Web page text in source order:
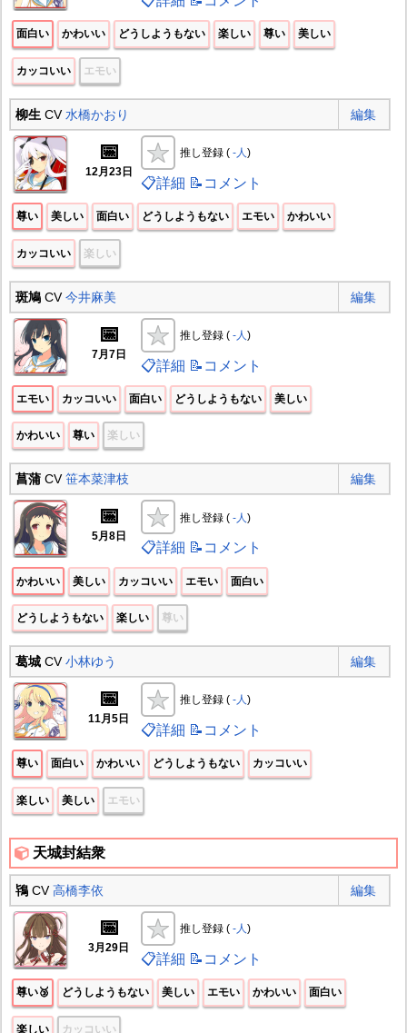
面白い かわいい どうしようもない 楽しい 尊い 美しい
カッコいい エモい
柳生 CV水橋かおり 編集
📅
12月23日
推し登録 ( -人)
📋詳細 📝コメント
尊い 美しい 面白い どうしようもない エモい かわいい
カッコいい 楽しい
斑鳩CV今井麻美 編集
📅
7月7日
推し登録 ( -人)
📋詳細 📝コメント
エモい カッコいい 面白い どうしようもない 美しい
かわいい 尊い 楽しい
菖蒲CV笹本菜津枝 編集
📅
5月8日
推し登録 ( -人 )
📋詳細 📝コメント
かわいい 美しい カッコいい エモい 面白い
どうしようもない 楽しい 尊い
葛城CV小林ゆう 編集
📅
11月5日
推し登録 ( -人)
📋詳細 📝コメント
尊い 面白い かわいい どうしようもない カッコいい
楽しい 美しい エモい
天城封結衆
鴇CV高橋李依 編集
📅
3月29日
推し登録 ( -人)
📋詳細 📝コメント
尊い🥉 どうしようもない 美しい エモい かわいい 面白い
楽しい カッコいい